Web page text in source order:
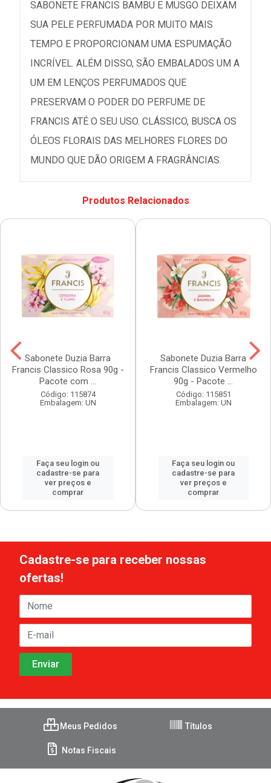
SABONETE FRANCIS BAMBU E MUSGO DEIXAM
SUA PELE PERFUMADA POR MUITO MAIS
TEMPO E PROPORCIONAM UMA ESPUMAÇÃO
INCRÍVEL. ALÉM DISSO, SÃO EMBALADOS UM A
UM EM LENÇOS PERFUMADOS QUE
PRESERVAM O PODER DO PERFUME DE
FRANCIS ATÉ O SEU USO. CLÁSSICO, BUSCA OS
ÓLEOS FLORAIS DAS MELHORES FLORES DO
MUNDO QUE DÃO ORIGEM A FRAGRÂNCIAS.
Produtos Relacionados
Sabonete Duzia Barra
Francis Classico Rosa 90g -
Pacote com ...
Código: 115874
Embalagem: UN
Faça seu login ou
cadastre-se para
ver preços e
comprar
Sabonete Duzia Barra
Francis Classico Vermelho
90g - Pacote ...
Código: 115851
Embalagem: UN
Faça seu login ou
cadastre-se para
ver preços e
comprar
Cadastre-se para receber nossas
ofertas!
Meus Pedidos Títulos
Notas Fiscais